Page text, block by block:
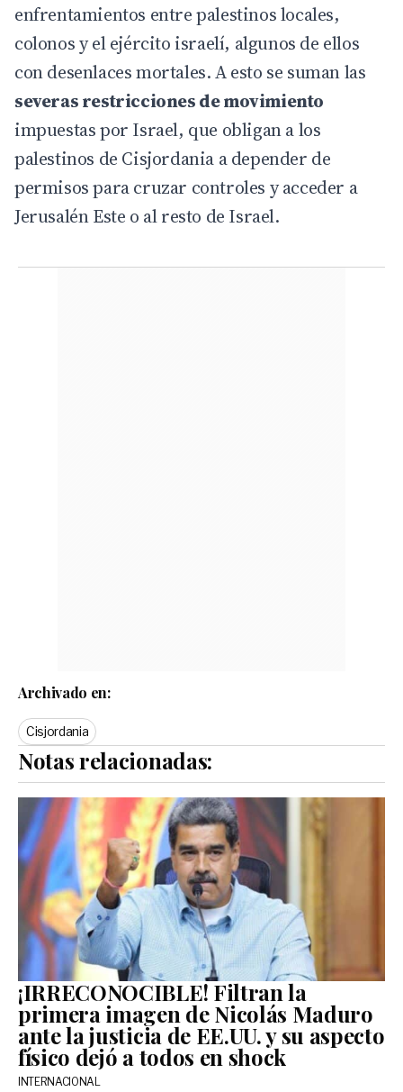
enfrentamientos entre palestinos locales,
colonos y el ejército israelí, algunos de ellos
con desenlaces mortales. A esto se suman las
severas restricciones de movimiento
impuestas por Israel, que obligan a los
palestinos de Cisjordania a depender de
permisos para cruzar controles y acceder a
Jerusalén Este o al resto de Israel.
Archivado en:
Cisjordania
Notas relacionadas:
¡IRRECONOCIBLE! Filtran la
primera imagen de Nicolás Maduro
ante la justicia de EE.UU. y su aspecto
físico dejó a todos en shock
INTERNACIONAL